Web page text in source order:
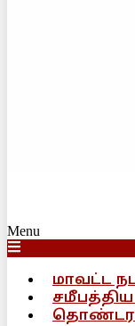
Menu
மாவட்ட